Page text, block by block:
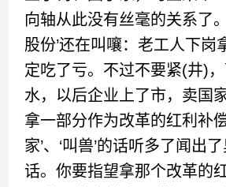
向轴从此没有丝毫的关系了
股份’还在叫嚷：老工人下岗
定吃了亏。不过不要紧(井)
水，以后企业上了市，卖国
拿一部分作为改革的红利补
家’、‘叫兽’的话听多了闻出
话。你要指望拿那个改革的